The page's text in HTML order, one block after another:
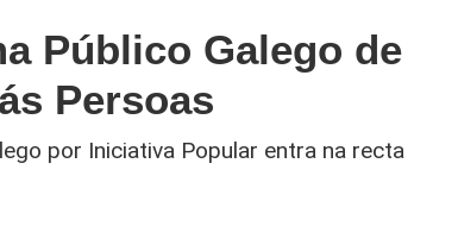
Público Galego de
Persoas
por Iniciativa Popular entra na recta